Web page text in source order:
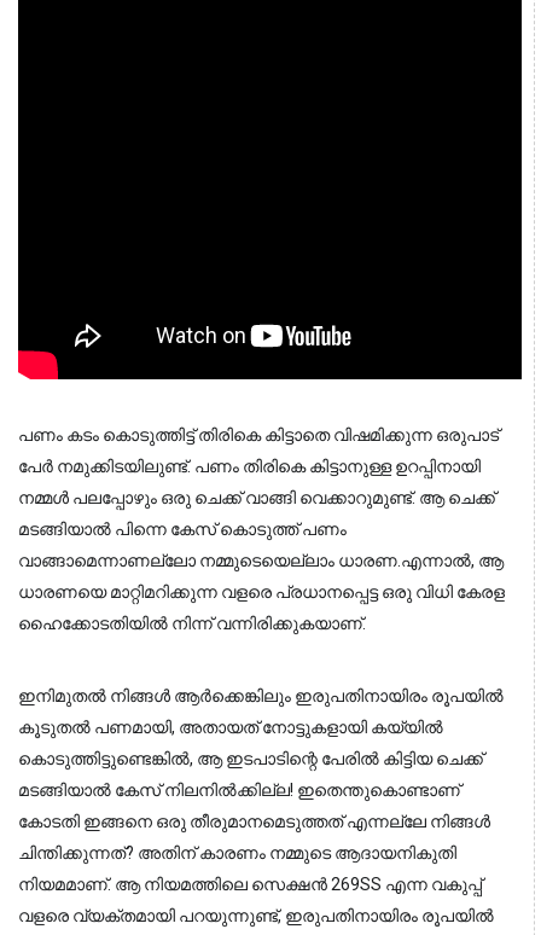
പണം കടം കൊടുത്തിട്ട് തിരികെ കിട്ടാതെ വിഷമിക്കുന്ന ഒരുപാട്
പേർ നമുക്കിടയിലുണ്ട്. പണം തിരികെ കിട്ടാനുള്ള ഉറപ്പിനായി
നമ്മൾ പലപ്പോഴും ഒരു ചെക്ക് വാങ്ങി വെക്കാറുമുണ്ട്. ആ ചെക്ക്
മടങ്ങിയാൽ പിന്നെ കേസ് കൊടുത്ത് പണം
വാങ്ങാമെന്നാണല്ലോ നമ്മുടെയെല്ലാം ധാരണ.എന്നാൽ, ആ
ധാരണയെ മാറ്റിമറിക്കുന്ന വളരെ പ്രധാനപ്പെട്ട ഒരു വിധി കേരള
ഹൈക്കോടതിയിൽ നിന്ന് വന്നിരിക്കുകയാണ്.
ഇനിമുതൽ നിങ്ങൾ ആർക്കെങ്കിലും ഇരുപതിനായിരം രൂപയിൽ
കൂടുതൽ പണമായി, അതായത് നോട്ടുകളായി കയ്യിൽ
കൊടുത്തിട്ടുണ്ടെങ്കിൽ, ആ ഇടപാടിന്റെ പേരിൽ കിട്ടിയ ചെക്ക്
മടങ്ങിയാൽ കേസ് നിലനിൽക്കില്ല! ഇതെന്തുകൊണ്ടാണ്
കോടതി ഇങ്ങനെ ഒരു തീരുമാനമെടുത്തത് എന്നല്ലേ നിങ്ങൾ
ചിന്തിക്കുന്നത്? അതിന് കാരണം നമ്മുടെ ആദായനികുതി
നിയമമാണ്. ആ നിയമത്തിലെ സെക്ഷൻ 269SS എന്ന വകുപ്പ്
വളരെ വ്യക്തമായി പറയുന്നുണ്ട്, ഇരുപതിനായിരം രൂപയിൽ